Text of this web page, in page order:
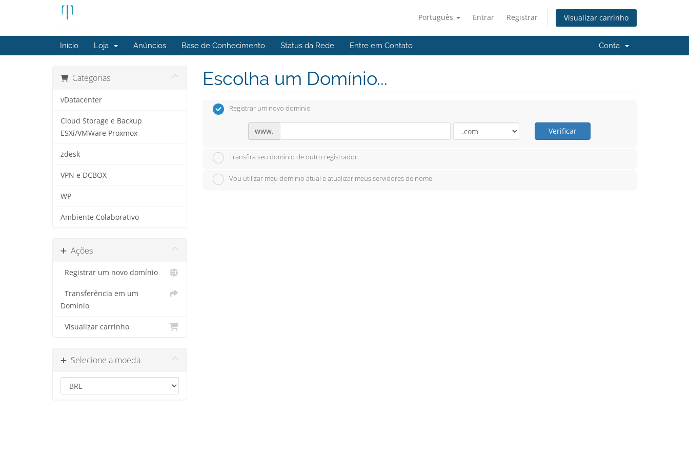
Português Entrar Registrar Visualizar carrinho
Início Loja Anúncios Base de Conhecimento Status da Rede Entre em Contato Conta
Categorias
vDatacenter
Cloud Storage e Backup
ESXi/VMWare Proxmox
zdesk
VPN e DCBOX
WP
Ambiente Colaborativo
Ações
Registrar um novo domínio
Transferência em um
Domínio
Visualizar carrinho
Selecione a moeda
Escolha um Domínio...
Registrar um novo domínio
www. Verificar
Transfira seu domínio de outro registrador
Vou utilizar meu domínio atual e atualizar meus servidores de nome